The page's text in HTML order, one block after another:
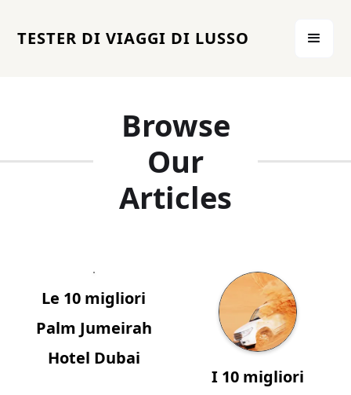
TESTER DI VIAGGI DI LUSSO
Browse
Our
Articles
Le 10 migliori
Palm Jumeirah
Hotel Dubai
I 10 migliori